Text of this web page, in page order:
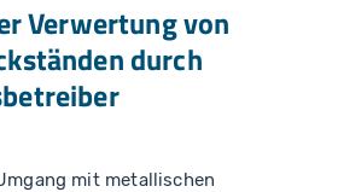
Verwertung von
durch
mit metallischen